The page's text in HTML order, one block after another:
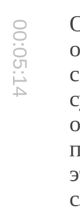
00:05:14